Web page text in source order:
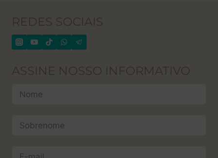
REDES SOCIAIS
ASSINE NOSSO INFORMATIVO